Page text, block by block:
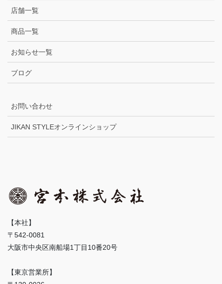
店舗一覧
商品一覧
お知らせ一覧
ブログ
お問い合わせ
JIKAN STYLEオンラインショップ
【本社】
〒542-0081
大阪市中央区南船場1丁目10番20号
【東京営業所】